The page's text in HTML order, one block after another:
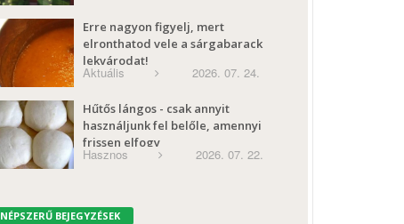
Erre nagyon figyelj, mert
elronthatod vele a sárgabarack
lekvárodat!
Aktuális 2026. 07. 24.
Hűtős lángos - csak annyit
használjunk fel belőle, amennyi
frissen elfogy
Hasznos 2026. 07. 22.
NÉPSZERŰ BEJEGYZÉSEK